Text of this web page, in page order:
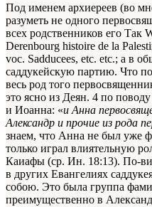
Под именем архиереев (во
разуметь не одного
всех родственников его Так
Derenbourg histoire de la
voc. Sadducees, etc. etc.; а в
саддукейскую партию. Что
весь род того
это ясно из Деян. 4 по
и Иоанна: «и Анна
Александр и прочие из рода
знаем, что Анна не был уже
только играл влиятельную
Каиафы (ср. Ин. 18:13). По-
в других Евангелиях
собою. Это была группа
преимущественно в